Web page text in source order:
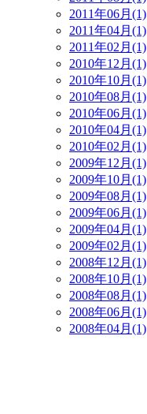
2011年06月(1)
2011年04月(1)
2011年02月(1)
2010年12月(1)
2010年10月(1)
2010年08月(1)
2010年06月(1)
2010年04月(1)
2010年02月(1)
2009年12月(1)
2009年10月(1)
2009年08月(1)
2009年06月(1)
2009年04月(1)
2009年02月(1)
2008年12月(1)
2008年10月(1)
2008年08月(1)
2008年06月(1)
2008年04月(1)